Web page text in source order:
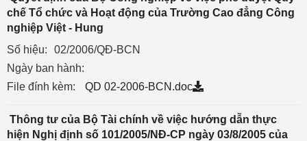
chế Tổ chức và Hoạt động của Trường Cao đẳng Công
nghiệp Việt - Hung
Số hiệu:
02/2006/QĐ-BCN
Ngày ban hành:
File đính kèm:
QD 02-2006-BCN.doc
Thông tư của Bộ Tài chính về việc hướng dẫn thực
hiện Nghị định số 101/2005/NĐ-CP ngày 03/8/2005 của